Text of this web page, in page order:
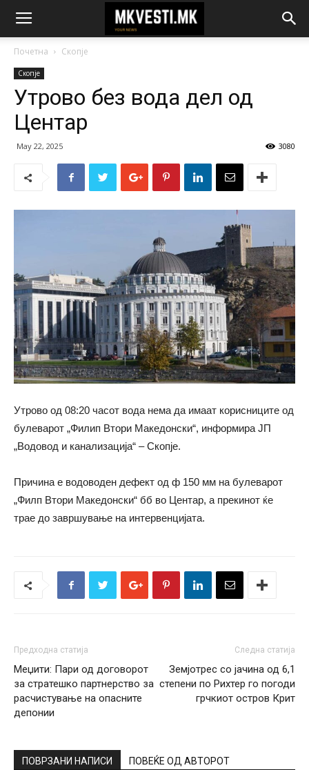
Почетна Скопје
Скопје
Утрово без вода дел од
Центар
May 22, 2025 3080
Утрово од 08:20 часот вода нема да имаат корисниците од
булеварот „Филип Втори Македонски“, информира ЈП
„Водовод и канализација“ – Скопје.
Причина е водоводен дефект од ф 150 мм на булеварот
„Филп Втори Македонски“ бб во Центар, а прекинот ќе
трае до завршување на интервенцијата.
Предходна статија
Меџити: Пари од договорoт
за стратешко партнерство за
расчистување на опасните
депонии
Следна статија
Земјотрес со јачина од 6,1
степени по Рихтер го погоди
грчкиот остров Крит
ПОВРЗАНИ НАПИСИ ПОВЕЌЕ ОД АВТОРОТ